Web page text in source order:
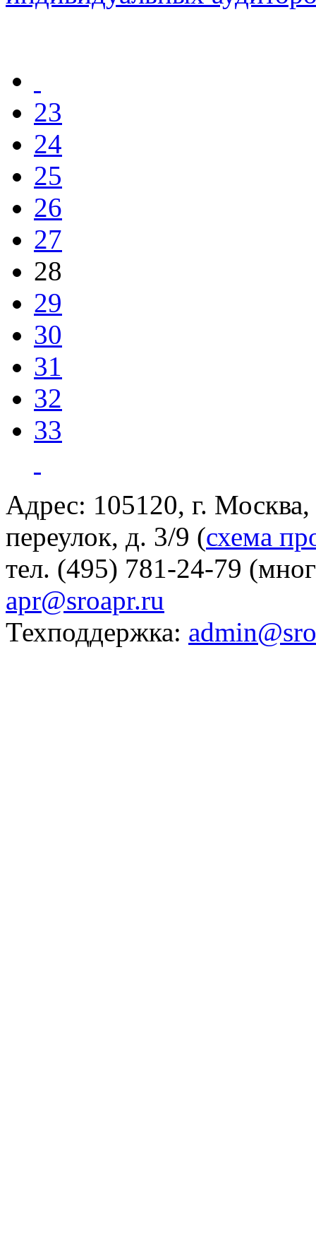
23
24
25
26
27
28
29
30
31
32
33
Адрес: 105120, г.
переулок, д. 3/9 (схема
тел. (495) 781-24-79
apr@sroapr.ru
Техподдержка: